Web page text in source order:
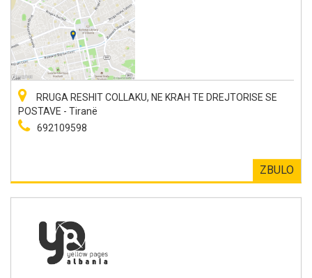
RRUGA RESHIT COLLAKU, NE KRAH TE DREJTORISE SE
POSTAVE - Tiranë
692109598
ZBULO